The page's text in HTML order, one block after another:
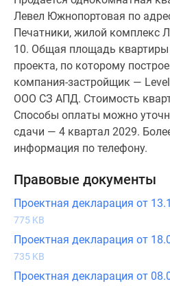
Левел Южнопортовая по
Печатники, жилой комплекс
10. Общая площадь квартиры
проекта, по которому
компания-застройщик —
ООО СЗ АПД. Стоимость
Способы оплаты можно
сдачи — 4 квартал 2029.
информация по телефону.
Правовые документы
Проектная декларация от
775 KB
Проектная декларация от
735 KB
Проектная декларация от